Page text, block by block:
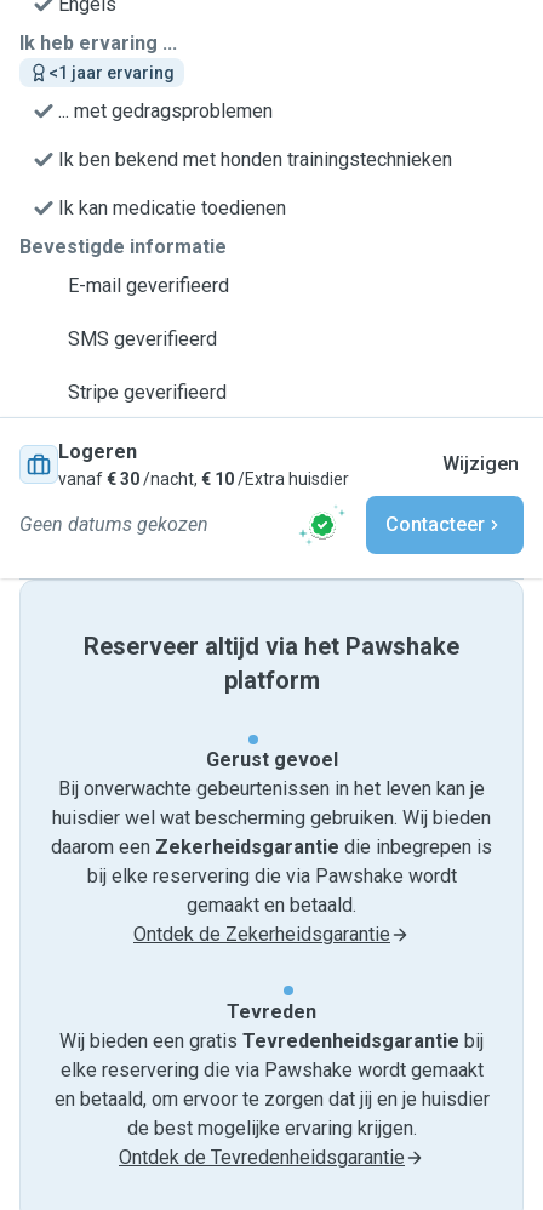
Ik heb ervaring ...
<1 jaar ervaring
... met gedragsproblemen
Ik ben bekend met honden trainingstechnieken
Ik kan medicatie toedienen
Bevestigde informatie
E-mail geverifieerd
SMS geverifieerd
Stripe geverifieerd
Logeren
vanaf€ 30/nacht, € 10/Extra huisdier
Wijzigen
Geen datums gekozen Contacteer
Reserveer altijd via het Pawshake
platform
Gerust gevoel
Bij onverwachte gebeurtenissen in het leven kan je
huisdier wel wat bescherming gebruiken. Wij bieden
daarom een Zekerheidsgarantie die inbegrepen is
bij elke reservering die via Pawshake wordt
gemaakt en betaald.
Ontdek de Zekerheidsgarantie
Tevreden
Wij bieden een gratis Tevredenheids­garantie bij
elke reservering die via Pawshake wordt gemaakt
en betaald, om ervoor te zorgen dat jij en je huisdier
de best mogelijke ervaring krijgen.
Ontdek de Tevredenheidsgarantie